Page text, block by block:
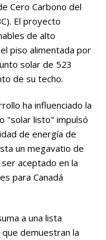
Cero Carbono del
El proyecto
de alto
piso alimentada por
solar de 523
de su techo.
ha influenciado la
"solar listo" impulsó
de energía de
un megavatio de
aceptado en la
para Canadá
a una lista
demuestran la